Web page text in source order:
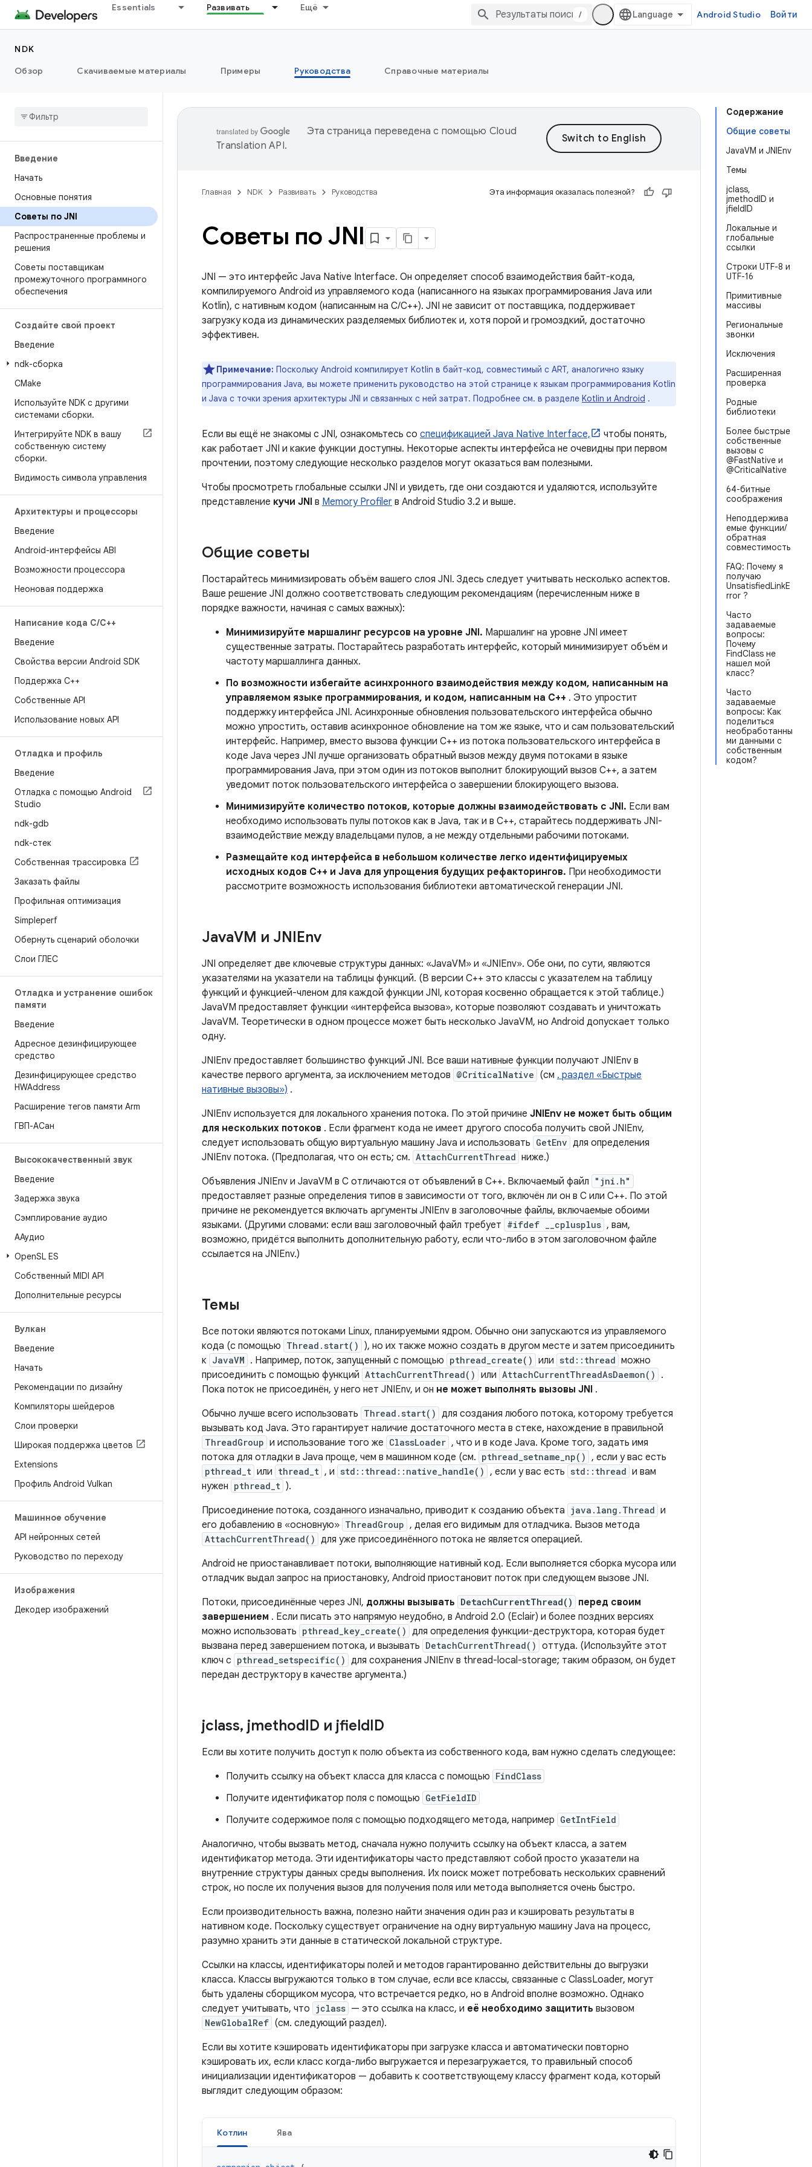
Essentials Развивать Ещё
/ Android Studio Войти
NDK
Обзор
Скачиваемые материалы Примеры Руководства Справочные материалы
Введение
Начать
Основные понятия
Советы по JNI
Распространенные проблемы и
решения
Советы поставщикам
промежуточного программного
обеспечения
Создайте свой проект
Введение
ndk-сборка
CMake
Используйте NDK с другими
системами сборки.
Интегрируйте NDK в вашу
собственную систему
сборки.
Видимость символа управления
Архитектуры и процессоры
Введение
Android-интерфейсы ABI
Возможности процессора
Неоновая поддержка
Написание кода C/C++
Введение
Свойства версии Android SDK
Поддержка С++
Собственные API
Использование новых API
Отладка и профиль
Введение
Отладка с помощью Android
Studio
ndk-gdb
ndk-стек
Собственная трассировка
Заказать файлы
Профильная оптимизация
Simpleperf
Обернуть сценарий оболочки
Слои ГЛЕС
Отладка и устранение ошибок
памяти
Введение
Адресное дезинфицирующее
средство
Дезинфицирующее средство
HWAddress
Расширение тегов памяти Arm
ГВП-АСан
Высококачественный звук
Введение
Задержка звука
Сэмплирование аудио
ААудио
OpenSL ES
Собственный MIDI API
Дополнительные ресурсы
Вулкан
Введение
Начать
Рекомендации по дизайну
Компиляторы шейдеров
Слои проверки
Широкая поддержка цветов
Extensions
Профиль Android Vulkan
Машинное обучение
API нейронных сетей
Руководство по переходу
Изображения
Декодер изображений
Содержание
Общие советы
JavaVM и JNIEnv
Темы
jclass,
jmethodID и
jfieldID
Локальные и
глобальные
ссылки
Строки UTF-8 и
UTF-16
Примитивные
массивы
Региональные
звонки
Исключения
Расширенная
проверка
Родные
библиотеки
Более быстрые
собственные
вызовы с
@FastNative и
@CriticalNative
64-битные
соображения
Неподдержива
емые функции/
обратная
совместимость
FAQ: Почему я
получаю
UnsatisfiedLinkE
rror ?
Часто
задаваемые
вопросы:
Почему
FindClass не
нашел мой
класс?
Часто
задаваемые
вопросы: Как
поделиться
необработанны
ми данными с
собственным
кодом?
Эта страница переведена с помощью Cloud
Translation API.
Главная NDK Развивать Руководства Эта информация оказалась полезной?
Советы по JNI
JNI — это интерфейс Java Native Interface. Он определяет способ взаимодействия байт-кода,
компилируемого Android из управляемого кода (написанного на языках программирования Java или
Kotlin), с нативным кодом (написанным на C/C++). JNI не зависит от поставщика, поддерживает
загрузку кода из динамических разделяемых библиотек и, хотя порой и громоздкий, достаточно
эффективен.
Примечание: Поскольку Android компилирует Kotlin в байт-код, совместимый с ART, аналогично языку
программирования Java, вы можете применить руководство на этой странице к языкам программирования Kotlin
и Java с точки зрения архитектуры JNI и связанных с ней затрат. Подробнее см. в разделе Kotlin и Android .
Если вы ещё не знакомы с JNI, ознакомьтесь со спецификацией Java Native Interface,
чтобы понять,
как работает JNI и какие функции доступны. Некоторые аспекты интерфейса не очевидны при первом
прочтении, поэтому следующие несколько разделов могут оказаться вам полезными.
Чтобы просмотреть глобальные ссылки JNI и увидеть, где они создаются и удаляются, используйте
представление кучи JNI в Memory Profiler в Android Studio 3.2 и выше.
Общие советы
Постарайтесь минимизировать объём вашего слоя JNI. Здесь следует учитывать несколько аспектов.
Ваше решение JNI должно соответствовать следующим рекомендациям (перечисленным ниже в
порядке важности, начиная с самых важных):
Минимизируйте маршалинг ресурсов на уровне JNI. Маршалинг на уровне JNI имеет
существенные затраты. Постарайтесь разработать интерфейс, который минимизирует объём и
частоту маршаллинга данных.
По возможности избегайте асинхронного взаимодействия между кодом, написанным на
управляемом языке программирования, и кодом, написанным на C++ . Это упростит
поддержку интерфейса JNI. Асинхронные обновления пользовательского интерфейса обычно
можно упростить, оставив асинхронное обновление на том же языке, что и сам пользовательский
интерфейс. Например, вместо вызова функции C++ из потока пользовательского интерфейса в
коде Java через JNI лучше организовать обратный вызов между двумя потоками в языке
программирования Java, при этом один из потоков выполнит блокирующий вызов C++, а затем
уведомит поток пользовательского интерфейса о завершении блокирующего вызова.
Минимизируйте количество потоков, которые должны взаимодействовать с JNI. Если вам
необходимо использовать пулы потоков как в Java, так и в C++, старайтесь поддерживать JNI-
взаимодействие между владельцами пулов, а не между отдельными рабочими потоками.
Размещайте код интерфейса в небольшом количестве легко идентифицируемых
исходных кодов C++ и Java для упрощения будущих рефакторингов. При необходимости
рассмотрите возможность использования библиотеки автоматической генерации JNI.
JavaVM и JNIEnv
JNI определяет две ключевые структуры данных: «JavaVM» и «JNIEnv». Обе они, по сути, являются
указателями на указатели на таблицы функций. (В версии C++ это классы с указателем на таблицу
функций и функцией-членом для каждой функции JNI, которая косвенно обращается к этой таблице.)
JavaVM предоставляет функции «интерфейса вызова», которые позволяют создавать и уничтожать
JavaVM. Теоретически в одном процессе может быть несколько JavaVM, но Android допускает только
одну.
JNIEnv предоставляет большинство функций JNI. Все ваши нативные функции получают JNIEnv в
качестве первого аргумента, за исключением методов @CriticalNative (см . раздел «Быстрые
нативные вызовы») .
JNIEnv используется для локального хранения потока. По этой причине JNIEnv не может быть общим
для нескольких потоков . Если фрагмент кода не имеет другого способа получить свой JNIEnv,
следует использовать общую виртуальную машину Java и использовать GetEnv для определения
JNIEnv потока. (Предполагая, что он есть; см. AttachCurrentThread ниже.)
Объявления JNIEnv и JavaVM в C отличаются от объявлений в C++. Включаемый файл
"jni.h"
предоставляет разные определения типов в зависимости от того, включён ли он в C или C++. По этой
причине не рекомендуется включать аргументы JNIEnv в заголовочные файлы, включаемые обоими
языками. (Другими словами: если ваш заголовочный файл требует #ifdef __cplusplus , вам,
возможно, придётся выполнить дополнительную работу, если что-либо в этом заголовочном файле
ссылается на JNIEnv.)
Темы
Все потоки являются потоками Linux, планируемыми ядром. Обычно они запускаются из управляемого
кода (с помощью Thread.start()
), но их также можно создать в другом месте и затем присоединить
к JavaVM . Например, поток, запущенный с помощью pthread_create() или std::thread можно
присоединить с помощью функций AttachCurrentThread() или AttachCurrentThreadAsDaemon()
.
Пока поток не присоединён, у него нет JNIEnv, и он не может выполнять вызовы JNI .
Обычно лучше всего использовать Thread.start() для создания любого потока, которому требуется
вызывать код Java. Это гарантирует наличие достаточного места в стеке, нахождение в правильной
ThreadGroup и использование того же ClassLoader , что и в коде Java. Кроме того, задать имя
потока для отладки в Java проще, чем в машинном коде (см. pthread_setname_np() , если у вас есть
pthread_t или thread_t , и std::thread::native_handle() , если у вас есть std::thread и вам
нужен pthread_t ).
Присоединение потока, созданного изначально, приводит к созданию объекта java.lang.Thread и
его добавлению в «основную» ThreadGroup , делая его видимым для отладчика. Вызов метода
AttachCurrentThread() для уже присоединённого потока не является операцией.
Android не приостанавливает потоки, выполняющие нативный код. Если выполняется сборка мусора или
отладчик выдал запрос на приостановку, Android приостановит поток при следующем вызове JNI.
Потоки, присоединённые через JNI, должны вызывать DetachCurrentThread()
перед своим
завершением . Если писать это напрямую неудобно, в Android 2.0 (Eclair) и более поздних версиях
можно использовать pthread_key_create() для определения функции-деструктора, которая будет
вызвана перед завершением потока, и вызывать DetachCurrentThread() оттуда. (Используйте этот
ключ с pthread_setspecific() для сохранения JNIEnv в thread-local-storage; таким образом, он будет
передан деструктору в качестве аргумента.)
jclass, jmethodID и jfieldID
Если вы хотите получить доступ к полю объекта из собственного кода, вам нужно сделать следующее:
Получить ссылку на объект класса для класса с помощью FindClass
Получите идентификатор поля с помощью GetFieldID
Получите содержимое поля с помощью подходящего метода, например GetIntField
Аналогично, чтобы вызвать метод, сначала нужно получить ссылку на объект класса, а затем
идентификатор метода. Эти идентификаторы часто представляют собой просто указатели на
внутренние структуры данных среды выполнения. Их поиск может потребовать нескольких сравнений
строк, но после их получения вызов для получения поля или метода выполняется очень быстро.
Если производительность важна, полезно найти значения один раз и кэшировать результаты в
нативном коде. Поскольку существует ограничение на одну виртуальную машину Java на процесс,
разумно хранить эти данные в статической локальной структуре.
Ссылки на классы, идентификаторы полей и методов гарантированно действительны до выгрузки
класса. Классы выгружаются только в том случае, если все классы, связанные с ClassLoader, могут
быть удалены сборщиком мусора, что встречается редко, но в Android вполне возможно. Однако
следует учитывать, что jclass — это ссылка на класс, и её необходимо защитить вызовом
NewGlobalRef (см. следующий раздел).
Если вы хотите кэшировать идентификаторы при загрузке класса и автоматически повторно
кэшировать их, если класс когда-либо выгружается и перезагружается, то правильный способ
инициализации идентификаторов — добавить к соответствующему классу фрагмент кода, который
выглядит следующим образом:
Котлин Ява